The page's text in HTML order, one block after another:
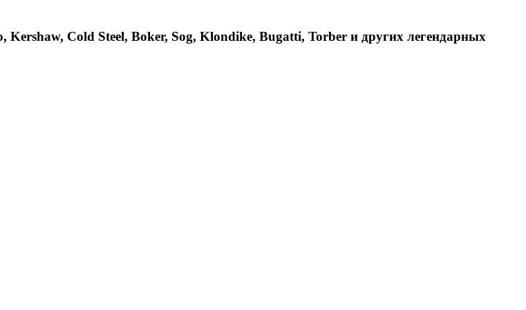
Cold Steel, Boker, Sog, Klondike, Bugatti, Torber и других легендарных